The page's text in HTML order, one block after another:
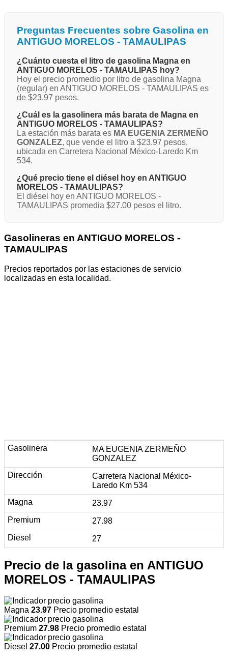
Preguntas Frecuentes sobre Gasolina en
ANTIGUO MORELOS - TAMAULIPAS
¿Cuánto cuesta el litro de gasolina Magna en
ANTIGUO MORELOS - TAMAULIPAS hoy?
Hoy el precio promedio por litro de gasolina Magna
(regular) en ANTIGUO MORELOS - TAMAULIPAS es
de $23.97 pesos.
¿Cuál es la gasolinera más barata de Magna en
ANTIGUO MORELOS - TAMAULIPAS?
La estación más barata es MA EUGENIA ZERMEÑO
GONZALEZ, que vende el litro a $23.97 pesos,
ubicada en Carretera Nacional México-Laredo Km
534.
¿Qué precio tiene el diésel hoy en ANTIGUO
MORELOS - TAMAULIPAS?
El diésel hoy en ANTIGUO MORELOS -
TAMAULIPAS promedia $27.00 pesos el litro.
Gasolineras en ANTIGUO MORELOS -
TAMAULIPAS
Precios reportados por las estaciones de servicio
localizadas en esta localidad.
MA EUGENIA ZERMEÑO
GONZALEZ
Carretera Nacional México-
Laredo Km 534
23.97
27.98
27
Precio de la gasolina en ANTIGUO
MORELOS - TAMAULIPAS
Magna 23.97 Precio promedio estatal
Premium 27.98 Precio promedio estatal
Diesel 27.00 Precio promedio estatal